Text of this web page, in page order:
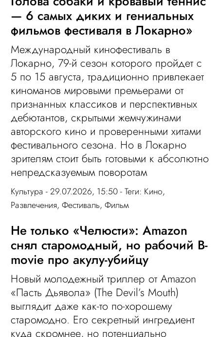
— 6 самых диких и гениальных
фильмов фестиваля в Локарно»
Международный кинофестиваль в
Локарно, 79-й сезон которого пройдет с
5 по 15 августа, традиционно привлекает
киноманов мировыми премьерами от
признанных классиков и перспективных
дебютантов, скрытыми жемчужинами
авторского кино и проверенными хитами
фестивального сезона. Но в Локарно
зрителям стоит быть готовыми к абсолютно
непредсказуемым поворотам
Культура - 29.07.2026, 15:50 - Теги: Кино,
Развлечения,Фестиваль,Фильм
Не только «Челюсти»: Amazon
снял старомодный, но рабочий B-
movie про акулу-убийцу
Новый молодежный триллер от Amazon
«Пасть Дьявола» (The Devil’s Mouth)
выглядит даже как-то по-хорошему
старомодно. Его секретный ингредиент
куда скромнее, но потенциально